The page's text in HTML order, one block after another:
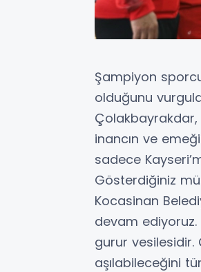
Şampiyon
olduğunu
Çolakbayrakdar,
inancın ve
sadece
Gösterdiğiniz
Kocasinan
devam ediyoruz.
gurur vesilesidir.
aşılabileceğini